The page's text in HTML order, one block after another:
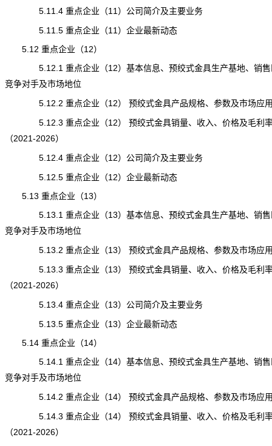
5.11.4 重点企业（11）公司简介及主要业务
5.11.5 重点企业（11）企业最新动态
5.12 重点企业（12）
5.12.1 重点企业（12）基本信息、预绞式金具生产基地、销售
竞争对手及市场地位
5.12.2 重点企业（12） 预绞式金具产品规格、参数及市场应
5.12.3 重点企业（12） 预绞式金具销量、收入、价格及毛利
（2021-2026）
5.12.4 重点企业（12）公司简介及主要业务
5.12.5 重点企业（12）企业最新动态
5.13 重点企业（13）
5.13.1 重点企业（13）基本信息、预绞式金具生产基地、销售
竞争对手及市场地位
5.13.2 重点企业（13） 预绞式金具产品规格、参数及市场应
5.13.3 重点企业（13） 预绞式金具销量、收入、价格及毛利
（2021-2026）
5.13.4 重点企业（13）公司简介及主要业务
5.13.5 重点企业（13）企业最新动态
5.14 重点企业（14）
5.14.1 重点企业（14）基本信息、预绞式金具生产基地、销售
竞争对手及市场地位
5.14.2 重点企业（14） 预绞式金具产品规格、参数及市场应
5.14.3 重点企业（14） 预绞式金具销量、收入、价格及毛利
（2021-2026）